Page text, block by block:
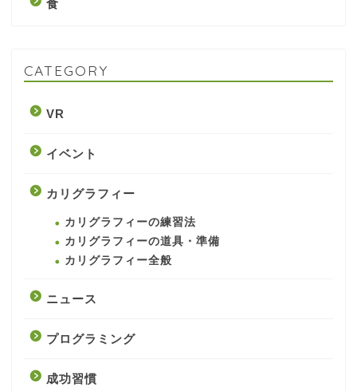
食
CATEGORY
VR
イベント
カリグラフィー
カリグラフィーの練習法
カリグラフィーの道具・準備
カリグラフィー全般
ニュース
プログラミング
成功習慣